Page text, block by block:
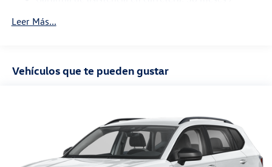
Garantía de mantenimiento: 24 meses / 20,000
Leer Más...
Vehículos que te pueden gustar